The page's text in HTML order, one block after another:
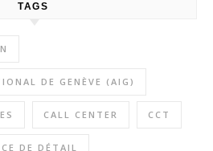
TAGS
DE GENÈVE (AIG)
CALL CENTER CCT
DE DÉTAIL